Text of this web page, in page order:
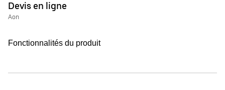
Devis en ligne
Aon
Fonctionnalités du produit